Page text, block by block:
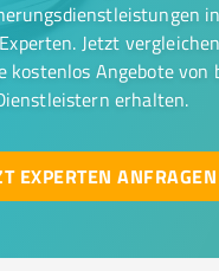
Jetzt
kostenlos Angebote von
erhalten.
EXPERTEN ANFRAGEN